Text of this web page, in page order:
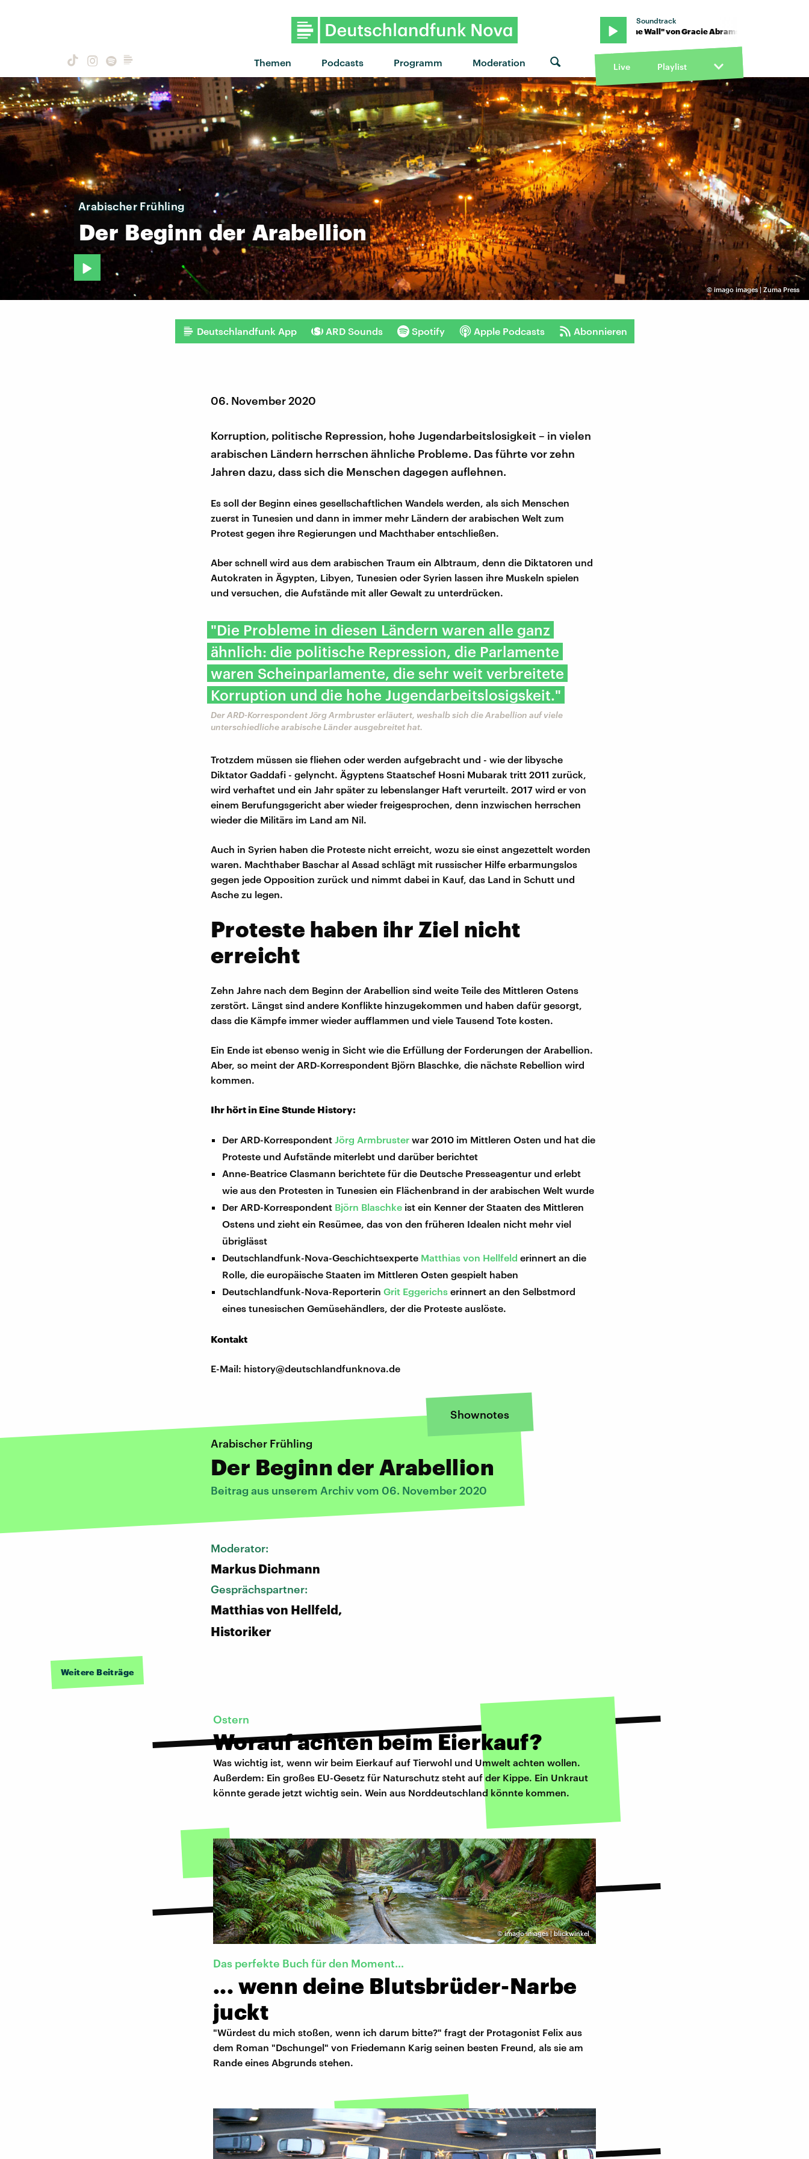
Themen Podcasts Programm Moderation
Soundtrack
"Hit the Wall" von Gracie Abrams · "Hit the Wall" von Gracie Abrams · "Hit the Wall" von Gracie
Live Playlist
© imago images | Zuma Press
Arabischer Frühling
Der Beginn der Arabellion
Deutschlandfunk App ARD Sounds Spotify Apple Podcasts Abonnieren
06. November 2020
Korruption, politische Repression, hohe Jugendarbeitslosigkeit – in vielen
arabischen Ländern herrschen ähnliche Probleme. Das führte vor zehn
Jahren dazu, dass sich die Menschen dagegen auflehnen.
Es soll der Beginn eines gesellschaftlichen Wandels werden, als sich Menschen
zuerst in Tunesien und dann in immer mehr Ländern der arabischen Welt zum
Protest gegen ihre Regierungen und Machthaber entschließen.
Aber schnell wird aus dem arabischen Traum ein Albtraum, denn die Diktatoren und
Autokraten in Ägypten, Libyen, Tunesien oder Syrien lassen ihre Muskeln spielen
und versuchen, die Aufstände mit aller Gewalt zu unterdrücken.
"Die Probleme in diesen Ländern waren alle ganz
ähnlich: die politische Repression, die Parlamente
waren Scheinparlamente, die sehr weit verbreitete
Korruption und die hohe Jugendarbeitslosigskeit."
Der ARD-Korrespondent Jörg Armbruster erläutert, weshalb sich die Arabellion auf viele
unterschiedliche arabische Länder ausgebreitet hat.
Trotzdem müssen sie fliehen oder werden aufgebracht und - wie der libysche
Diktator Gaddafi - gelyncht. Ägyptens Staatschef Hosni Mubarak tritt 2011 zurück,
wird verhaftet und ein Jahr später zu lebenslanger Haft verurteilt. 2017 wird er von
einem Berufungsgericht aber wieder freigesprochen, denn inzwischen herrschen
wieder die Militärs im Land am Nil.
Auch in Syrien haben die Proteste nicht erreicht, wozu sie einst angezettelt worden
waren. Machthaber Baschar al Assad schlägt mit russischer Hilfe erbarmungslos
gegen jede Opposition zurück und nimmt dabei in Kauf, das Land in Schutt und
Asche zu legen.
Proteste haben ihr Ziel nicht
erreicht
Zehn Jahre nach dem Beginn der Arabellion sind weite Teile des Mittleren Ostens
zerstört. Längst sind andere Konflikte hinzugekommen und haben dafür gesorgt,
dass die Kämpfe immer wieder aufflammen und viele Tausend Tote kosten.
Ein Ende ist ebenso wenig in Sicht wie die Erfüllung der Forderungen der Arabellion.
Aber, so meint der ARD-Korrespondent Björn Blaschke, die nächste Rebellion wird
kommen.
Ihr hört in Eine Stunde History:
Der ARD-KorrespondentJörg Armbruster war 2010 im Mittleren Osten und hat die
Proteste und Aufstände miterlebt und darüber berichtet
Anne-Beatrice Clasmann berichtete für die Deutsche Presseagentur und erlebt
wie aus den Protesten in Tunesien ein Flächenbrand in der arabischen Welt wurde
Der ARD-Korrespondent Björn Blaschke ist ein Kenner der Staaten des Mittleren
Ostens und zieht ein Resümee, das von den früheren Idealen nicht mehr viel
übriglässt
Deutschlandfunk-Nova-Geschichtsexperte Matthias von Hellfeld erinnert an die
Rolle, die europäische Staaten im Mittleren Osten gespielt haben
Deutschlandfunk-Nova-ReporterinGrit Eggerichs erinnert an den Selbstmord
eines tunesischen Gemüsehändlers, der die Proteste auslöste.
Kontakt
E-Mail: history@deutschlandfunknova.de
Shownotes
Arabischer Frühling
Der Beginn der Arabellion
Beitrag aus unserem Archiv vom 06. November 2020
Moderator:
Markus Dichmann
Gesprächspartner:
Matthias von Hellfeld,
Historiker
Weitere Beiträge
Ostern
Worauf achten beim Eierkauf?
Was wichtig ist, wenn wir beim Eierkauf auf Tierwohl und Umwelt achten wollen.
Außerdem: Ein großes EU-Gesetz für Naturschutz steht auf der Kippe. Ein Unkraut
könnte gerade jetzt wichtig sein. Wein aus Norddeutschland könnte kommen.
©imago images | blickwinkel
Das perfekte Buch für den Moment…
... wenn deine Blutsbrüder-Narbe
juckt
"Würdest du mich stoßen, wenn ich darum bitte?" fragt der Protagonist Felix aus
dem Roman "Dschungel" von Friedemann Karig seinen besten Freund, als sie am
Rande eines Abgrunds stehen.